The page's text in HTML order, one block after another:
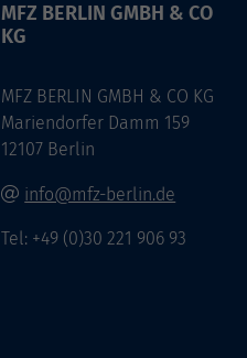
MFZ BERLIN GMBH & CO
KG
MFZ BERLIN GMBH & CO KG
Mariendorfer Damm 159
12107 Berlin
info@mfz-berlin.de
Tel: +49 (0)30 221 906 93